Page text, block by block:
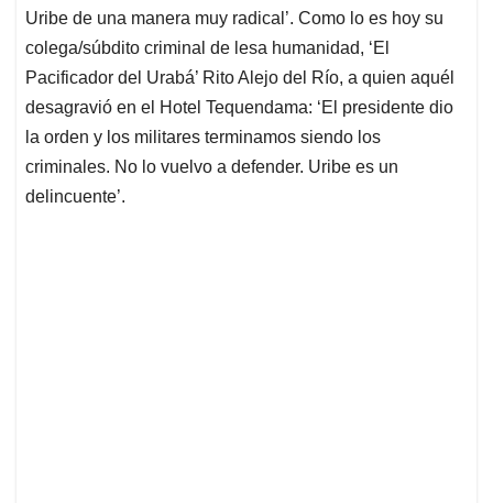
Uribe de una manera muy radical’. Como lo es hoy su
colega/súbdito criminal de lesa humanidad, ‘El
Pacificador del Urabá’ Rito Alejo del Río, a quien aquél
desagravió en el Hotel Tequendama: ‘El presidente dio
la orden y los militares terminamos siendo los
criminales. No lo vuelvo a defender. Uribe es un
delincuente’.